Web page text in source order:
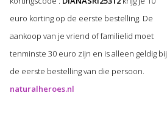
euro korting op de eerste bestelling. De
aankoop van je vriend of familielid moet
tenminste 30 euro zijn en is alleen geldig bij
de eerste bestelling van die persoon.
naturalheroes.nl